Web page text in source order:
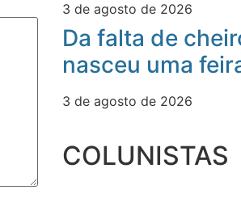
3 de agosto de 2026
Da falta de
nasceu uma
3 de agosto de 2026
COLUNISTAS